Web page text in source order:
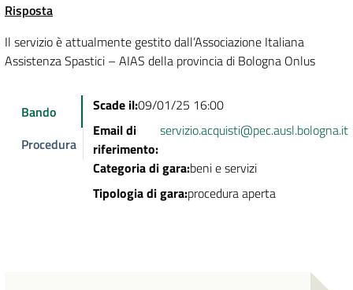
Risposta
Il servizio è attualmente gestito dall’Associazione Italiana
Assistenza Spastici – AIAS della provincia di Bologna Onlus
Bando
Procedura
Scade il:09/01/25 16:00
Email di
riferimento:
servizio.acquisti@pec.ausl.bologna.it
Categoria di gara:beni e servizi
Tipologia di gara:procedura aperta